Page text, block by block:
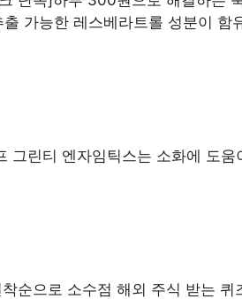
가능한 레스베라트롤 성분이 함
그린티 엔자임틱스는 소화에 도
순으로 소수점 해외 주식 받는